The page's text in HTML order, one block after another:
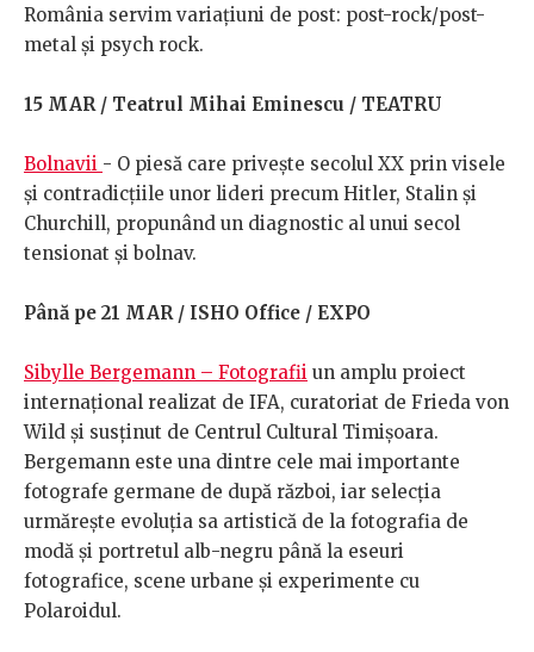
România servim variațiuni de post: post-rock/post-
metal și psych rock.
15 MAR / Teatrul Mihai Eminescu / TEATRU
Bolnavii - O piesă care privește secolul XX prin visele
și contradicțiile unor lideri precum Hitler, Stalin și
Churchill, propunând un diagnostic al unui secol
tensionat și bolnav.
Până pe 21 MAR / ISHO Office / EXPO
Sibylle Bergemann – Fotografii un amplu proiect
internațional realizat de IFA, curatoriat de Frieda von
Wild și susținut de Centrul Cultural Timișoara.
Bergemann este una dintre cele mai importante
fotografe germane de după război, iar selecția
urmărește evoluția sa artistică de la fotografia de
modă și portretul alb-negru până la eseuri
fotografice, scene urbane și experimente cu
Polaroidul.